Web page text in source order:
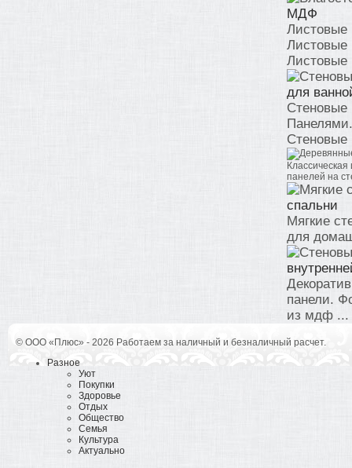
МДФ
Листовые
Листовые
Листовые
для
Стеновые
Стеновые
панелей на
спальни
Мягкие
для
панели.
из мдф ...
© ООО «Плюс» - 2026 Работаем за наличный и безналичный расчет.
Разное
Уют
Покупки
Здоровье
Отдых
Общество
Семья
Культура
Актуально